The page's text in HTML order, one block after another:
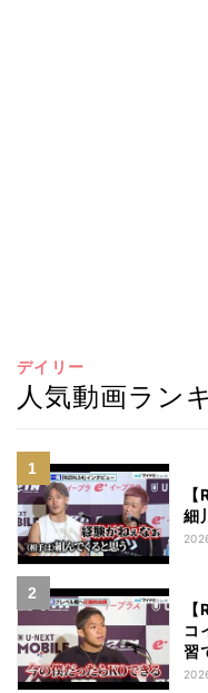
デイリー
人気動画ラン
細
コ
習